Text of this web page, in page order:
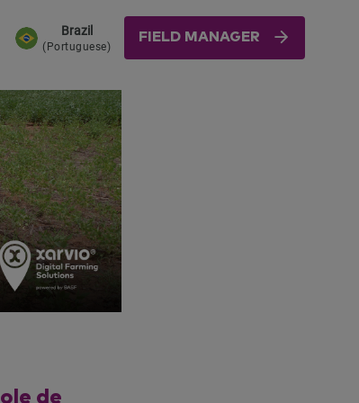
Brazil
(Portuguese)
FIELD MANAGER
de